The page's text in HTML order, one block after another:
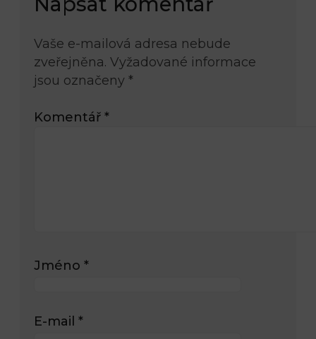
Vaše e-mailová adresa nebude
zveřejněna. Vyžadované informace
jsou označeny *
Komentář *
Jméno *
E-mail *